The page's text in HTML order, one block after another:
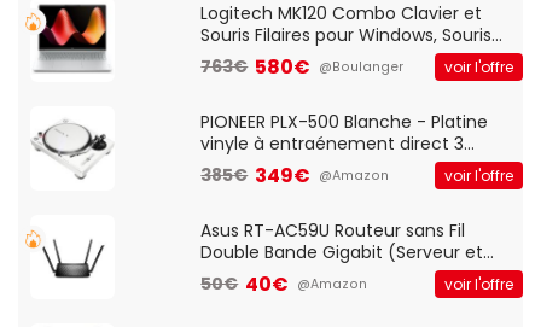
QWERTY UK - Noir
Logitech MK120 Combo Clavier et
Souris Filaires pour Windows, Souris
Optique Filaire, Connexion USB Plug
And Play, Confortable, Taille
QWERTY UK - Noir
763€ 580€ @Boulanger voir l'offre
PIONEER PLX-500 Blanche - Platine
vinyle à entraénement direct 3
vitesses (33-45-78 trs/min) avec
pre-ampli intégré et port USB
385€ 349€ @Amazon voir l'offre
Asus RT-AC59U Routeur sans Fil
Double Bande Gigabit (Serveur et
Client VPN, Triple Vlan, Mode Point
d'accès et Bridge, contrôle Parental,
50€ 40€ @Amazon voir l'offre